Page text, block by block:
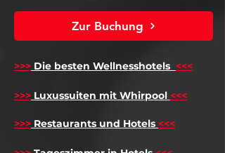
Zur Buchung
>>> Die besten Wellnesshotels <<<
>>> Luxussuiten mit Whirpool <<<
>>> Restaurants und Hotels <<<